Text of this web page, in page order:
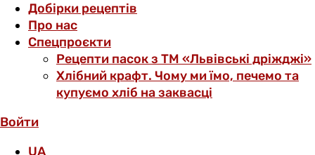
Добірки рецептів
Про нас
Спецпроєкти
Рецепти пасок з ТМ «Львівські дріжджі»
Хлібний крафт. Чому ми їмо, печемо та
купуємо хліб на заквасці
Войти
UA